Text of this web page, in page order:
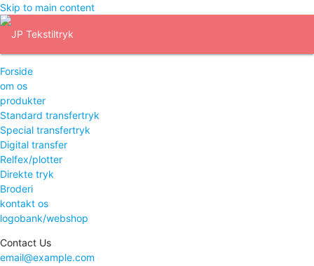
Skip to main content
Forside
om os
produkter
Standard transfertryk
Special transfertryk
Digital transfer
Relfex/plotter
Direkte tryk
Broderi
kontakt os
logobank/webshop
Contact Us
email@example.com